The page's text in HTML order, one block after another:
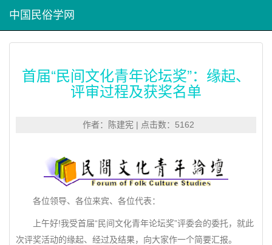
中国民俗学网
首届“民间文化青年论坛奖”：缘起、
评审过程及获奖名单
作者：陈建宪 | 点击数：5162
各位领导、各位来宾、各位代表：
上午好!我受首届“民间文化青年论坛奖”评委会的委托，就此
次评奖活动的缘起、经过及结果，向大家作一个简要汇报。